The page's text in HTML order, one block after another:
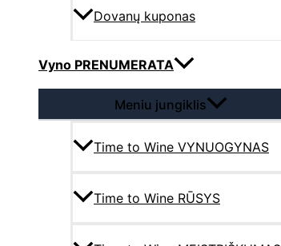
Dovanų kuponas
Vyno PRENUMERATA
Meniu jungiklis
Time to Wine VYNUOGYNAS
Time to Wine RŪSYS